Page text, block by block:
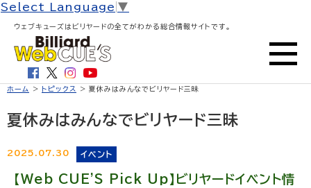
Select Language ▼
ウェブキューズはビリヤードの全てがわかる総合情報サイトです。
ホーム > トピックス > 夏休みはみんなでビリヤード三昧
夏休みはみんなでビリヤード三昧
2025.07.30 イベント
【Web CUE'S Pick Up】ビリヤードイベント情